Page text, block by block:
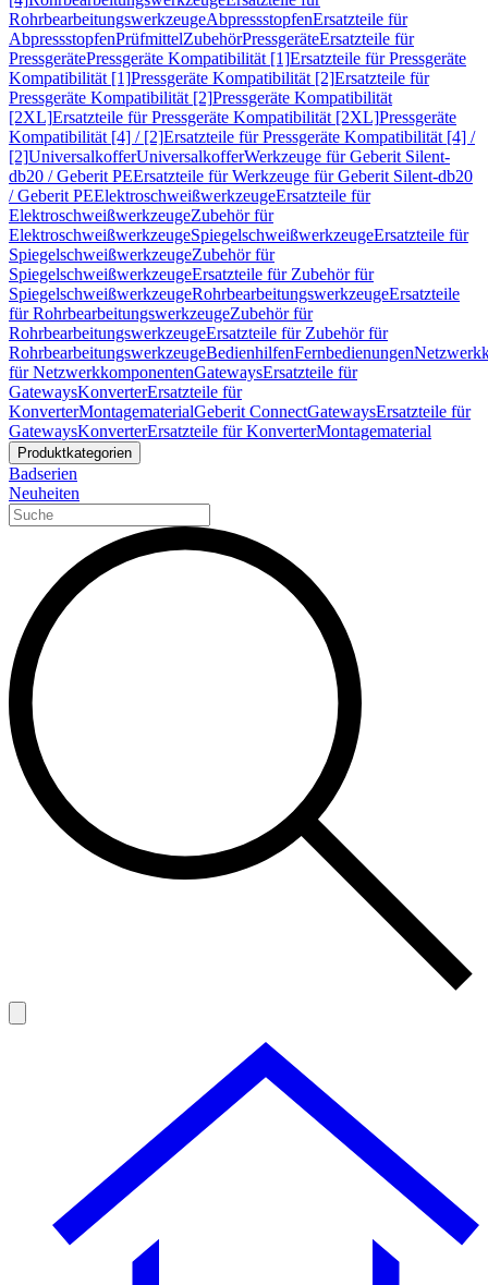
RohrbearbeitungswerkzeugeAbpressstopfenErsatzteile für
AbpressstopfenPrüfmittelZubehörPressgeräteErsatzteile für
PressgerätePressgeräte Kompatibilität [1]Ersatzteile für Pressgeräte
Kompatibilität [1]Pressgeräte Kompatibilität [2]Ersatzteile für
Pressgeräte Kompatibilität [2]Pressgeräte Kompatibilität
[2XL]Ersatzteile für Pressgeräte Kompatibilität [2XL]Pressgeräte
Kompatibilität [4] / [2]Ersatzteile für Pressgeräte Kompatibilität [4] /
[2]UniversalkofferUniversalkofferWerkzeuge für Geberit Silent-
db20 / Geberit PEErsatzteile für Werkzeuge für Geberit Silent-db20
/ Geberit PEElektroschweißwerkzeugeErsatzteile für
ElektroschweißwerkzeugeZubehör für
ElektroschweißwerkzeugeSpiegelschweißwerkzeugeErsatzteile für
SpiegelschweißwerkzeugeZubehör für
SpiegelschweißwerkzeugeErsatzteile für Zubehör für
SpiegelschweißwerkzeugeRohrbearbeitungswerkzeugeErsatzteile
für RohrbearbeitungswerkzeugeZubehör für
RohrbearbeitungswerkzeugeErsatzteile für Zubehör für
RohrbearbeitungswerkzeugeBedienhilfenFernbedienungen
für NetzwerkkomponentenGatewaysErsatzteile für
GatewaysKonverterErsatzteile für
KonverterMontagematerialGeberit ConnectGatewaysErsatzteile für
GatewaysKonverterErsatzteile für KonverterMontagematerial
Produktkategorien
Badserien
Neuheiten